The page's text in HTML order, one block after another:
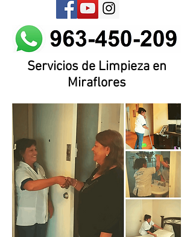
Servicios de Limpieza en
Miraflores